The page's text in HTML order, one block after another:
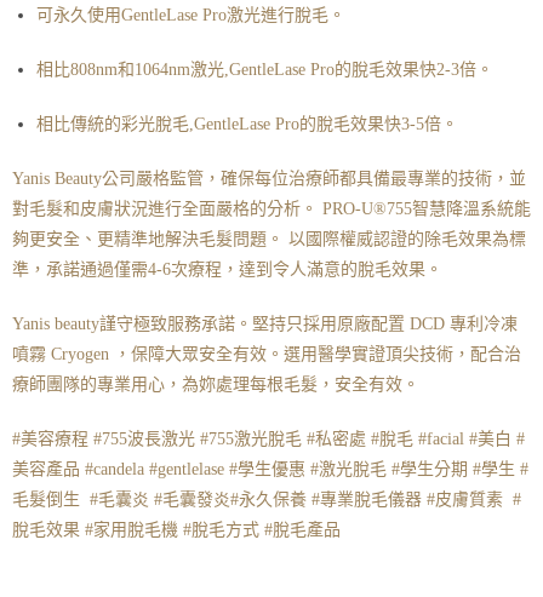
可永久使用GentleLase Pro激光進行脫毛。
相比808nm和1064nm激光,GentleLase Pro的脫毛效果快2-3倍。
相比傳統的彩光脫毛,GentleLase Pro的脫毛效果快3-5倍。
Yanis Beauty公司嚴格監管，確保每位治療師都具備最專業的技術，並
對毛髮和皮膚狀況進行全面嚴格的分析。 PRO-U®️755智慧降溫系統能
夠更安全、更精準地解決毛髮問題。 以國際權威認證的除毛效果為標
準，承諾通過僅需4-6次療程，達到令人滿意的脫毛效果。
Yanis beauty謹守極致服務承諾。堅持只採用原廠配置 DCD 專利冷凍
噴霧 Cryogen ，保障大眾安全有效。選用醫學實證頂尖技術，配合治
療師團隊的專業用心，為妳處理每根毛髮，安全有效。
#美容療程 #755波長激光 #755激光脫毛 #私密處 #脫毛 #facial #美白 #
美容產品 #candela #gentlelase #學生優惠 #激光脫毛 #學生分期 #學生 #
毛髮倒生 #毛囊炎 #毛囊發炎#永久保養 #專業脫毛儀器 #皮膚質素 #
脫毛效果 #家用脫毛機 #脫毛方式 #脫毛產品